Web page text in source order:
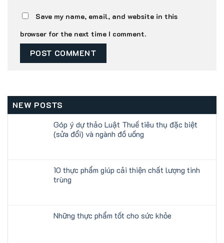
Save my name, email, and website in this
browser for the next time I comment.
NEW POSTS
Góp ý dự thảo Luật Thuế tiêu thụ đặc biệt
(sửa đổi) và ngành đồ uống
10 thực phẩm giúp cải thiện chất lượng tinh
trùng
Những thực phẩm tốt cho sức khỏe